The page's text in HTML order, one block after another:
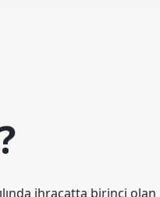
ihracatta birinci olan